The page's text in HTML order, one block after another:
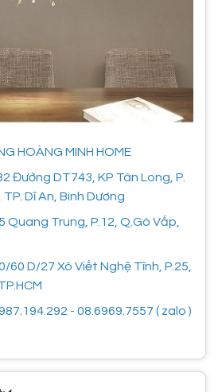
HOÀNG MINH HOME
Đường DT743, KP Tân Long, P.
Dĩ An, Bình Dương
Quang Trung, P.12, Q.Gò Vấp,
60 D/27 Xô Viết Nghệ Tĩnh, P.25,
- 08.6969.7557 ( zalo )